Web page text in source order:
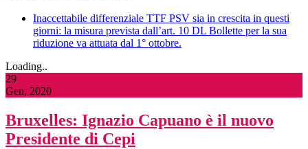
Inaccettabile differenziale TTF PSV sia in crescita in questi
giorni: la misura prevista dall’art. 10 DL Bollette per la sua
riduzione va attuata dal 1° ottobre.
Loading..
29
Gen, 2020
Bruxelles: Ignazio Capuano è il nuovo
Presidente di Cepi